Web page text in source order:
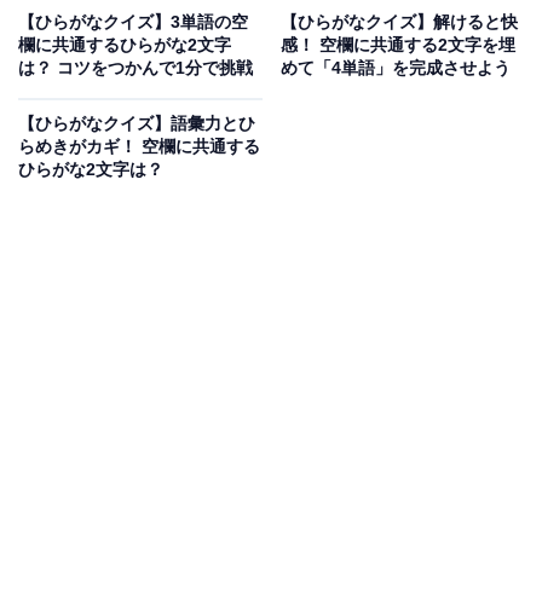
【ひらがなクイズ】3単語の空
欄に共通するひらがな2文字
は？ コツをつかんで1分で挑戦
【ひらがなクイズ】解けると快
感！ 空欄に共通する2文字を埋
めて「4単語」を完成させよう
【ひらがなクイズ】語彙力とひ
らめきがカギ！ 空欄に共通する
ひらがな2文字は？